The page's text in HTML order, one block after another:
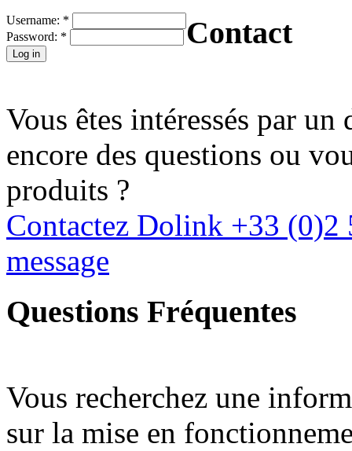
Username: *
Password: * Contact
Vous êtes intéressés par
encore des questions ou
produits ?
Contactez Dolink +33 (0)2
message
Questions Fréquentes
Vous recherchez une
sur la mise en